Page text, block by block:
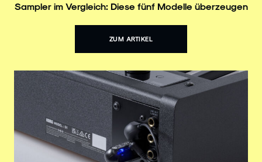
Sampler im Vergleich: Diese fünf Modelle überzeugen
ZUM ARTIKEL